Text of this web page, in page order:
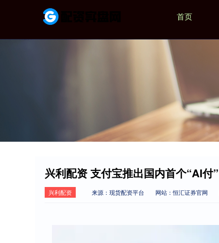
首页
兴利配资 支付宝推出国内首个“AI付”
兴利配资 来源：现货配资平台 网站：恒汇证券官网